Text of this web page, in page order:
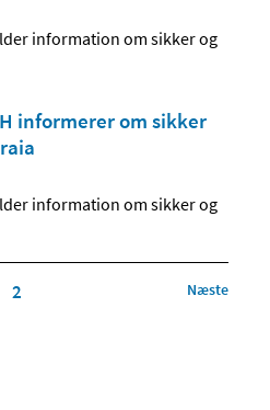
information om sikker og
informerer om sikker
information om sikker og
2 Næste